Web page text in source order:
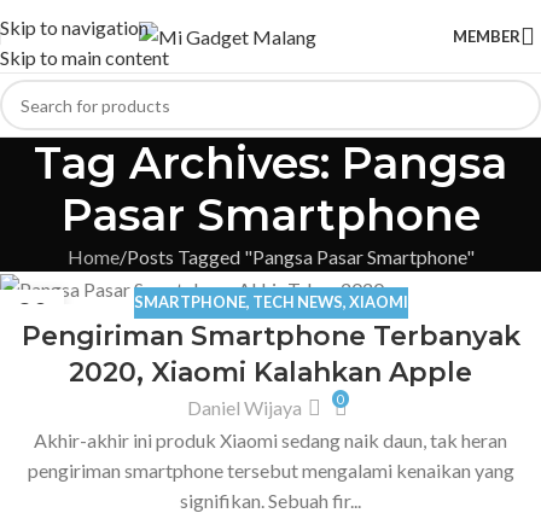
Skip to navigation
Skip to main content
MEMBER
Tag Archives: Pangsa
Pasar Smartphone
Home Posts Tagged "Pangsa Pasar Smartphone"
30
OCT
SMARTPHONE, TECH NEWS,XIAOMI
Pengiriman Smartphone Terbanyak
2020, Xiaomi Kalahkan Apple
Daniel Wijaya 0
Akhir-akhir ini produk Xiaomi sedang naik daun, tak heran
pengiriman smartphone tersebut mengalami kenaikan yang
signifikan. Sebuah fir...